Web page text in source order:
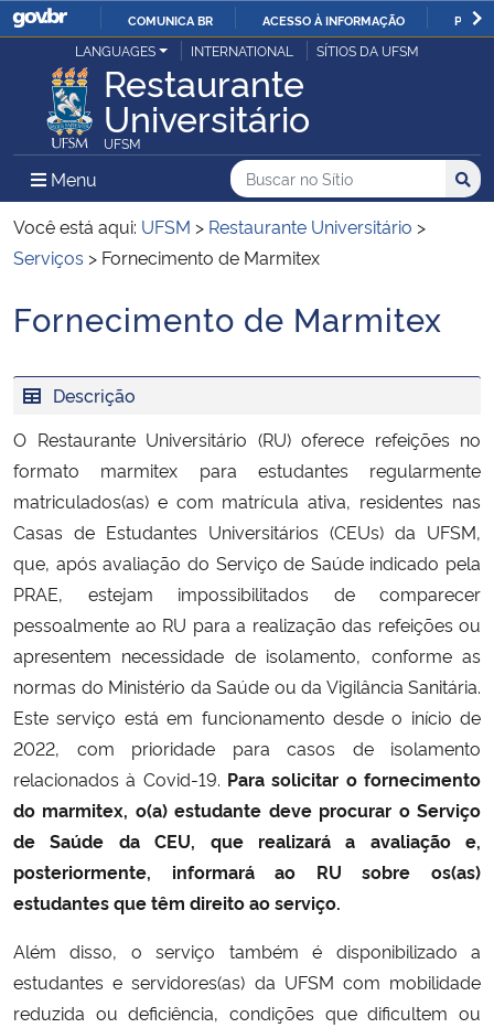
IR
PARA
O
COMUNICA BR ACESSO À INFORMAÇÃO
Ministério da Justiça e Segurança Pública
Ministério da Defesa
Ministério das Relações Exteriores
Ministério da Infraestrutura
Ministério da Agricultura, Pecuária e Abastecimento
Ministério da Cidadania
Ministério da Saúde
Ministério de Minas e Energia
Ministério da Ciência, Tecnologia, Inovações e Comunicações
Ministério do Meio Ambiente
Ministério do Turismo
Ministério do Desenvolvimento Regional
Ministério da Mulher, da Família e dos Direitos Humanos
LANGUAGES INTERNATIONAL SÍTIOS DA UFSM
Restaurante
Universitário
UFSM
Menu Menu Principal do Sítio
Busca
Buscar no no Sítio
Busca:
Você está aqui: UFSM > Restaurante Universitário >
Serviços > Fornecimento de Marmitex
Início do conteúdo
Fornecimento de Marmitex
Descrição
O Restaurante Universitário (RU) oferece refeições no
formato marmitex para estudantes regularmente
matriculados(as) e com matrícula ativa, residentes nas
Casas de Estudantes Universitários (CEUs) da UFSM,
que, após avaliação do Serviço de Saúde indicado pela
PRAE, estejam impossibilitados de comparecer
pessoalmente ao RU para a realização das refeições ou
apresentem necessidade de isolamento, conforme as
normas do Ministério da Saúde ou da Vigilância Sanitária.
Este serviço está em funcionamento desde o início de
2022, com prioridade para casos de isolamento
relacionados à Covid-19. Para solicitar o fornecimento
do marmitex, o(a) estudante deve procurar o Serviço
de Saúde da CEU, que realizará a avaliação e,
posteriormente, informará ao RU sobre os(as)
estudantes que têm direito ao serviço.
Além disso, o serviço também é disponibilizado a
estudantes e servidores(as) da UFSM com mobilidade
reduzida ou deficiência, condições que dificultem ou